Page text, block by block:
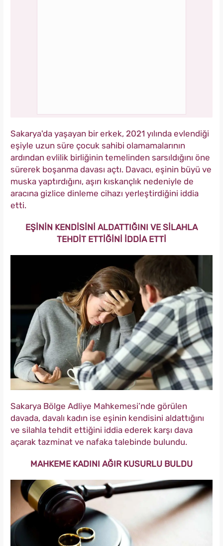
Sakarya'da yaşayan bir erkek, 2021 yılında evlendiği
eşiyle uzun süre çocuk sahibi olamamalarının
ardından evlilik birliğinin temelinden sarsıldığını öne
sürerek boşanma davası açtı. Davacı, eşinin büyü ve
muska yaptırdığını, aşırı kıskançlık nedeniyle de
aracına gizlice dinleme cihazı yerleştirdiğini iddia
etti.
EŞİNİN KENDİSİNİ ALDATTIĞINI VE SİLAHLA
TEHDİT ETTİĞİNİ İDDİA ETTİ
Sakarya Bölge Adliye Mahkemesi’nde görülen
davada, davalı kadın ise eşinin kendisini aldattığını
ve silahla tehdit ettiğini iddia ederek karşı dava
açarak tazminat ve nafaka talebinde bulundu.
MAHKEME KADINI AĞIR KUSURLU BULDU